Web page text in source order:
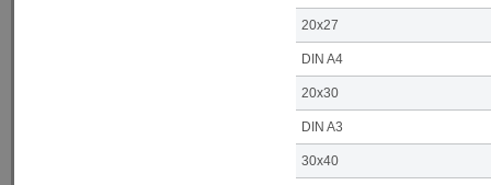
20x27
DIN A4
20x30
DIN A3
30x40